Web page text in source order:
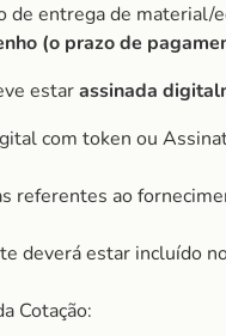
de entrega de material/
(o prazo de
estarassinada
com token ou
referentes ao
deverá estar incluído
Cotação: